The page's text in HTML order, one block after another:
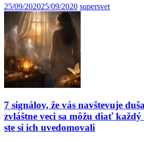
25/09/202025/09/2020 supersvet
7 signálov, že vás navštevuje
zvláštne veci sa môžu diať
ste si ich uvedomovali